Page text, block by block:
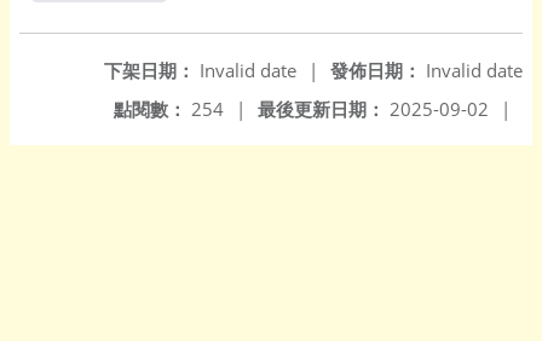
發佈日期： Invalid date
下架日期： Invalid date
|
最後更新日期： 2025-09-02 |
點閱數： 254 |